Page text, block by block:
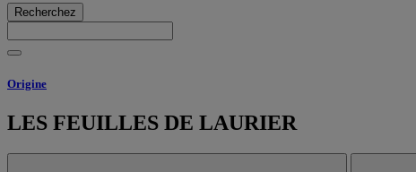
Recherchez
Origine
LES FEUILLES DE LAURIER